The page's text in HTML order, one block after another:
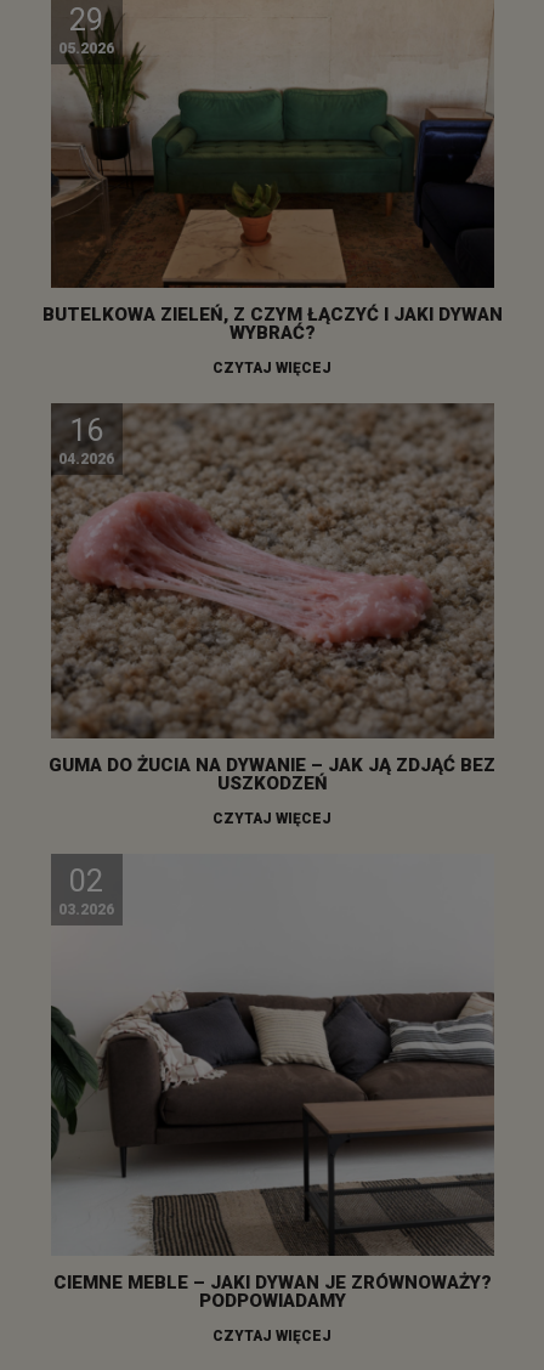
29
05.2026
BUTELKOWA ZIELEŃ, Z CZYM ŁĄCZYĆ I JAKI DYWAN
WYBRAĆ?
CZYTAJ WIĘCEJ
16
04.2026
GUMA DO ŻUCIA NA DYWANIE – JAK JĄ ZDJĄĆ BEZ
USZKODZEŃ
CZYTAJ WIĘCEJ
02
03.2026
CIEMNE MEBLE – JAKI DYWAN JE ZRÓWNOWAŻY?
PODPOWIADAMY
CZYTAJ WIĘCEJ